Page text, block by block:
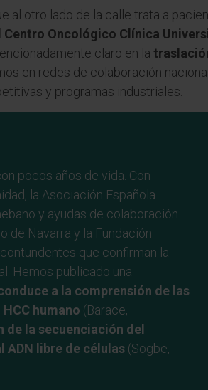
al otro lado de la calle trata a
Oncológico Clínica
claro en la
en redes de colaboración
y programas industriales.
pocos años de vida. Con
la Asociación Española
y ayudas de colaboración
de Navarra y la Fundación
que confirman la
Hemos publicado una
a la comprensión de las
humano (Barace,
de la secuenciación del
ADN libre de células (Sogbe,